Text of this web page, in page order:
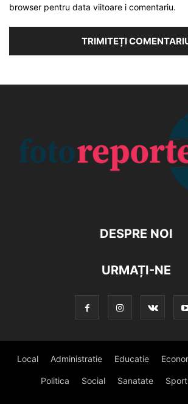
browser pentru data viitoare i comentariu.
DESPRE NOI
URMAȚI-NE
Local Administratie Educatie
Politica Social Sanatate Sport